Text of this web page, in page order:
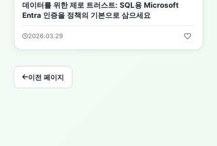
데이터를 위한 제로 트러스트: SQL용 Microsoft
Entra 인증을 정책의 기본으로 삼으세요
2026.03.29
이전 페이지